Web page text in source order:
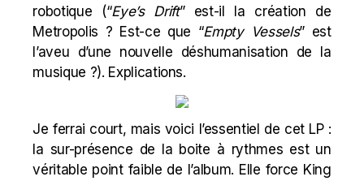
robotique (“Eye’s Drift” est-il la création de
Metropolis ? Est-ce que “Empty Vessels” est
l’aveu d’une nouvelle déshumanisation de la
musique ?). Explications.
Je ferrai court, mais voici l’essentiel de cet LP :
la sur-présence de la boite à rythmes est un
véritable point faible de l’album. Elle force King